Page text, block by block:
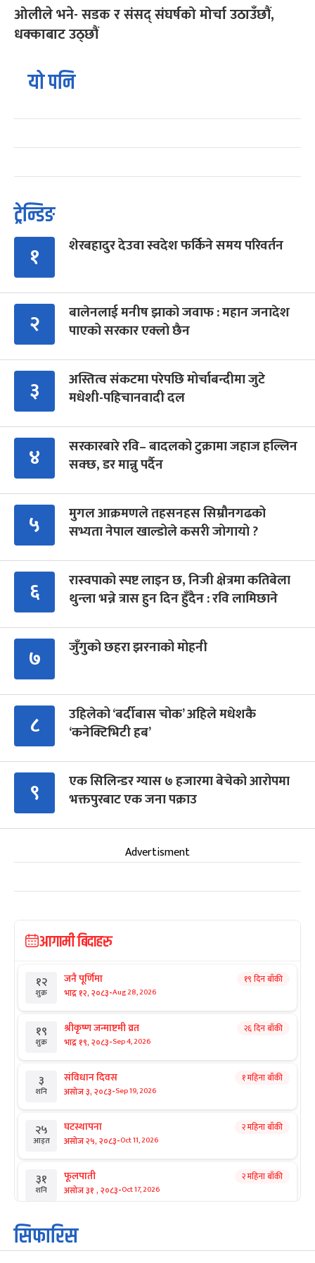
ओलीले भने- सडक र संसद् संघर्षको मोर्चा उठाउँछौं,
धक्काबाट उठ्छौं
यो पनि
ट्रेन्डिङ
१ शेरबहादुर देउवा स्वदेश फर्किने समय परिवर्तन
२
बालेनलाई मनीष झाको जवाफ : महान जनादेश
पाएको सरकार एक्लो छैन
३
अस्तित्व संकटमा परेपछि मोर्चाबन्दीमा जुटे
मधेशी-पहिचानवादी दल
४
सरकारबारे रवि– बादलको टुक्रामा जहाज हल्लिन
सक्छ, डर मान्नु पर्दैन
५
मुगल आक्रमणले तहसनहस सिम्रौनगढको
सभ्यता नेपाल खाल्डोले कसरी जोगायो ?
६
रास्वपाको स्पष्ट लाइन छ, निजी क्षेत्रमा कतिबेला
थुन्ला भन्ने त्रास हुन दिन हुँदैन : रवि लामिछाने
७ जुँगुको छहरा झरनाको मोहनी
८
उहिलेको ‘बर्दीबास चोक’ अहिले मधेशकै
‘कनेक्टिभिटी हब’
९
एक सिलिन्डर ग्यास ७ हजारमा बेचेको आरोपमा
भक्तपुरबाट एक जना पक्राउ
Advertisment
आगामी बिदाहरु
१२
शुक्र
जनै पूर्णिमा
भाद्र १२, २०८३-Aug 28, 2026
१९ दिन बाँकी
१९
शुक्र
श्रीकृष्ण जन्माष्टमी व्रत
भाद्र १९, २०८३-Sep 4, 2026
२६ दिन बाँकी
३
शनि
संविधान दिवस
असोज ३, २०८३-Sep 19, 2026
१ महिना बाँकी
२५
आइत
घटस्थापना
असोज २५, २०८३-Oct 11, 2026
२ महिना बाँकी
३१
शनि
फूलपाती
असोज ३१ , २०८३-Oct 17, 2026
२ महिना बाँकी
१
आइत
कार्तिक सङ्क्रान्ति
कार्तिक १, २०८३
सिफारिस